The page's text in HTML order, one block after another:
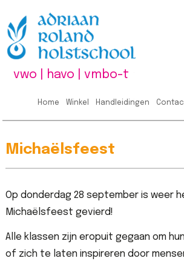
vwo | havo | vmbo-t
Home Winkel Handleidingen
Michaëlsfeest
Op donderdag 28 september is weer
Michaëlsfeest gevierd!
Alle klassen zijn eropuit gegaan om
of zich te laten inspireren door